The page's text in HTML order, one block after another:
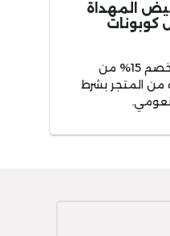
المهداة
كوبونات
يحصل العميل على خصم 15% من
من المتجر بشرط